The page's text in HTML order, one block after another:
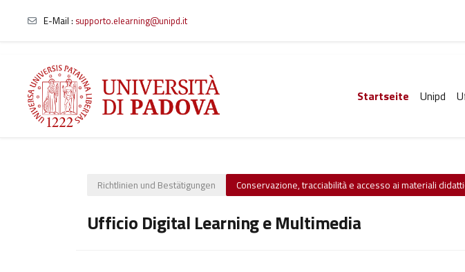
Zum Hauptinhalt
E-Mail : supporto.elearning@unipd.it
Startseite Unipd
Richtlinien und Bestätigungen Conservazione, tracciabilità e accesso ai materiali
Ufficio Digital Learning e Multimedia